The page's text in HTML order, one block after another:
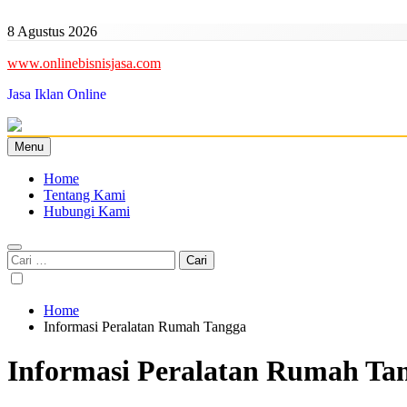
to
8 Agustus 2026
www.onlinebisnisjasa.com
Jasa Iklan Online
Menu
Home
Tentang Kami
Hubungi Kami
Cari
untuk:
Home
Informasi Peralatan Rumah Tangga
Informasi Peralatan Rumah